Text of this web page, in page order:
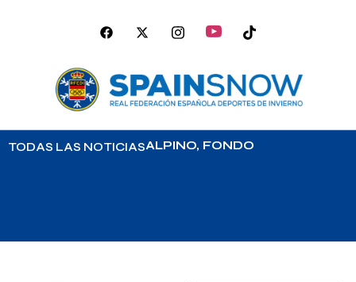
TODAS LAS NOTICIASALPINO, FONDO